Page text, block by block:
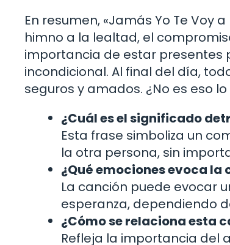
En resumen, «Jamás Yo Te Voy
himno a la lealtad, el
importancia de estar presentes
incondicional. Al final del día,
seguros y amados. ¿No es eso
¿Cuál es el significado
Esta frase simboliza un
la otra persona, sin
¿Qué emociones evoca la
La canción puede evocar
esperanza, dependiendo
¿Cómo se relaciona esta
Refleja la importancia del